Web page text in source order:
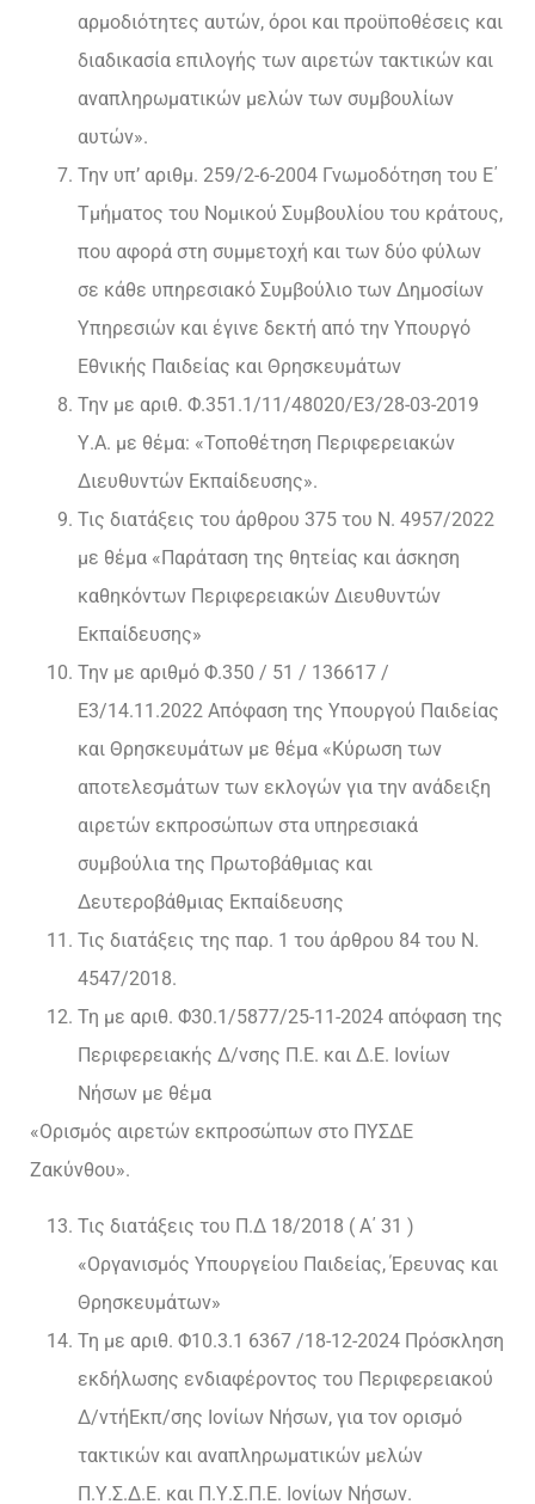
αρμοδιότητες αυτών, όροι και προϋποθέσεις και
διαδικασία επιλογής των αιρετών τακτικών και
αναπληρωματικών μελών των συμβουλίων
αυτών».
Την υπ’ αριθμ. 259/2-6-2004 Γνωμοδότηση του Ε΄
Τμήματος του Νομικού Συμβουλίου του κράτους,
που αφορά στη συμμετοχή και των δύο φύλων
σε κάθε υπηρεσιακό Συμβούλιο των Δημοσίων
Υπηρεσιών και έγινε δεκτή από την Υπουργό
Εθνικής Παιδείας και Θρησκευμάτων
Την με αριθ. Φ.351.1/11/48020/Ε3/28-03-2019
Υ.Α. με θέμα: «Τοποθέτηση Περιφερειακών
Διευθυντών Εκπαίδευσης».
Τις διατάξεις του άρθρου 375 του Ν. 4957/2022
με θέμα «Παράταση της θητείας και άσκηση
καθηκόντων Περιφερειακών Διευθυντών
Εκπαίδευσης»
Την με αριθμό Φ.350 / 51 / 136617 /
Ε3/14.11.2022 Απόφαση της Υπουργού Παιδείας
και Θρησκευμάτων με θέμα «Κύρωση των
αποτελεσμάτων των εκλογών για την ανάδειξη
αιρετών εκπροσώπων στα υπηρεσιακά
συμβούλια της Πρωτοβάθμιας και
Δευτεροβάθμιας Εκπαίδευσης
Τις διατάξεις της παρ. 1 του άρθρου 84 του Ν.
4547/2018.
Τη με αριθ. Φ30.1/5877/25-11-2024 απόφαση της
Περιφερειακής Δ/νσης Π.Ε. και Δ.Ε. Ιονίων
Νήσων με θέμα
«Ορισμός αιρετών εκπροσώπων στο ΠΥΣΔΕ
Ζακύνθου».
Τις διατάξεις του Π.Δ 18/2018 ( Α΄ 31 )
«Οργανισμός Υπουργείου Παιδείας, Έρευνας και
Θρησκευμάτων»
Τη με αριθ. Φ10.3.1 6367 /18-12-2024 Πρόσκληση
εκδήλωσης ενδιαφέροντος του Περιφερειακού
Δ/ντήΕκπ/σης Ιονίων Νήσων, για τον ορισμό
τακτικών και αναπληρωματικών μελών
Π.Υ.Σ.Δ.Ε. και Π.Υ.Σ.Π.Ε. Ιονίων Νήσων.